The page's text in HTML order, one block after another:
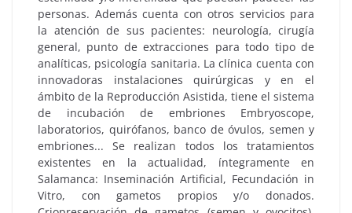
personas. Además cuenta con otros servicios para
la atención de sus pacientes: neurología, cirugía
general, punto de extracciones para todo tipo de
analíticas, psicología sanitaria. La clínica cuenta con
innovadoras instalaciones quirúrgicas y en el
ámbito de la Reproducción Asistida, tiene el sistema
de incubación de embriones Embryoscope,
laboratorios, quirófanos, banco de óvulos, semen y
embriones... Se realizan todos los tratamientos
existentes en la actualidad, íntegramente en
Salamanca: Inseminación Artificial, Fecundación in
Vitro, con gametos propios y/o donados.